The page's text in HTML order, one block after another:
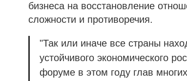
бизнеса на восстановление
сложности и противоречия.
"Так или иначе все страны
устойчивого экономического
форуме в этом году глав